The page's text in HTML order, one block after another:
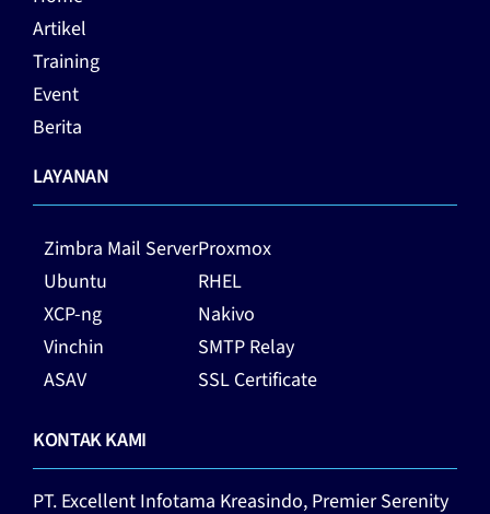
Artikel
Training
Event
Berita
LAYANAN
Zimbra Mail Server
Ubuntu
XCP-ng
Vinchin
ASAV
Proxmox
RHEL
Nakivo
SMTP Relay
SSL Certificate
KONTAK KAMI
PT. Excellent Infotama Kreasindo, Premier Serenity